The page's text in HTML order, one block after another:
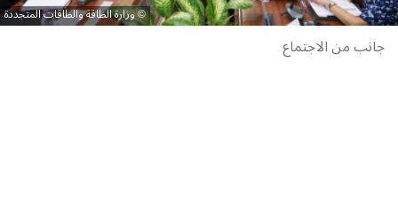
وزارة الطاقة والطاقات المتجددة
جانب من الاجتماع